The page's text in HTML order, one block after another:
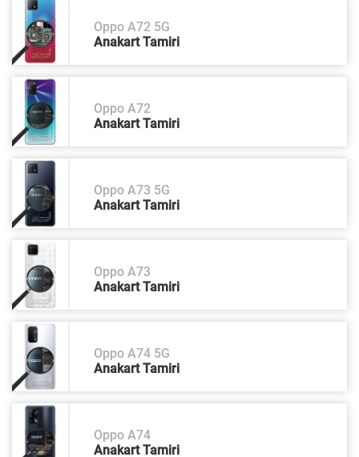
Oppo A72 5G
Anakart Tamiri
Oppo A72
Anakart Tamiri
Oppo A73 5G
Anakart Tamiri
Oppo A73
Anakart Tamiri
Oppo A74 5G
Anakart Tamiri
Oppo A74
Anakart Tamiri